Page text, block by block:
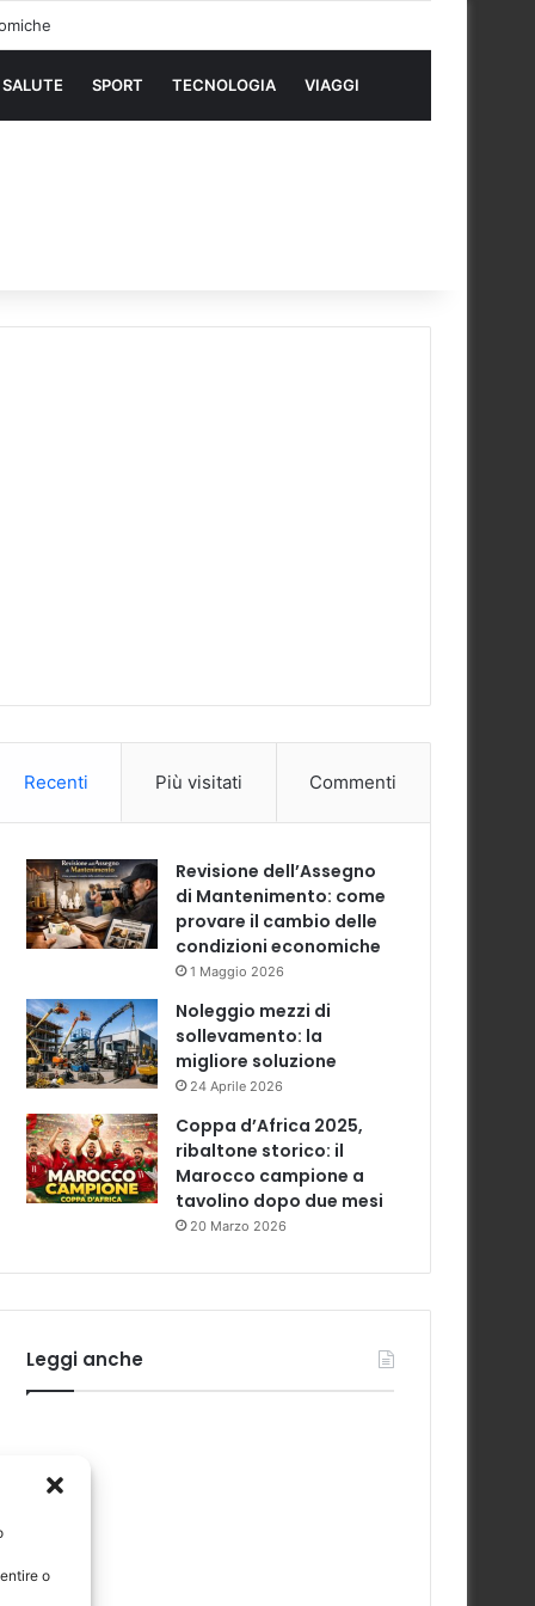
o
SALUTE SPORT TECNOLOGIA VIAGGI
Recenti Più visitati Commenti
Revisione dell’Assegno
di Mantenimento: come
provare il cambio delle
condizioni economiche
1 Maggio 2026
Noleggio mezzi di
sollevamento: la
migliore soluzione
24 Aprile 2026
Coppa d’Africa 2025,
ribaltone storico: il
Marocco campione a
tavolino dopo due mesi
20 Marzo 2026
Leggi anche